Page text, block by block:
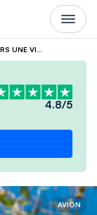
4.8/5
AVION